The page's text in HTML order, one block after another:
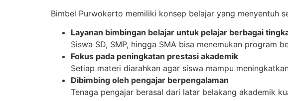
Bimbel Purwokerto memiliki konsep belajar yang menyentuh
Layanan bimbingan belajar untuk pelajar berbagai
Siswa SD, SMP, hingga SMA bisa menemukan program
Fokus pada peningkatan prestasi akademik
Setiap materi diarahkan agar siswa mampu
Dibimbing oleh pengajar berpengalaman
Tenaga pengajar berasal dari latar belakang akademik